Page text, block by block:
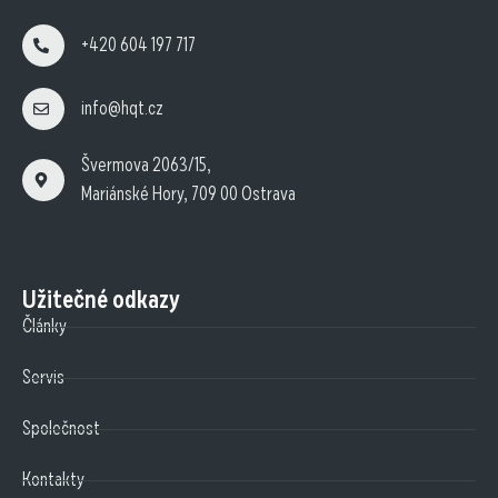
+420 604 197 717
info@hqt.cz
Švermova 2063/15,
Mariánské Hory, 709 00 Ostrava
Užitečné odkazy
Články
Servis
Společnost
Kontakty